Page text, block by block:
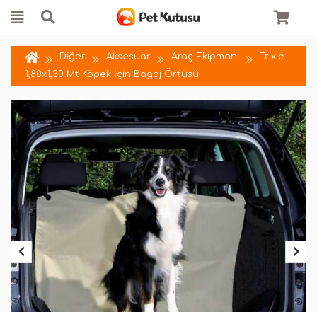
Diğer Aksesuar Araç Ekipmanı
Trixie
1,80x1,30 Mt Köpek İçin Bagaj Örtüsü